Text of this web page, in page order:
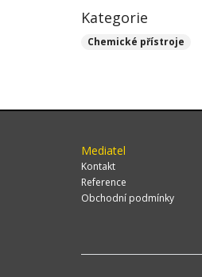
Kategorie
Chemické přístroje
Mediatel
Kontakt
Reference
Obchodní podmínky